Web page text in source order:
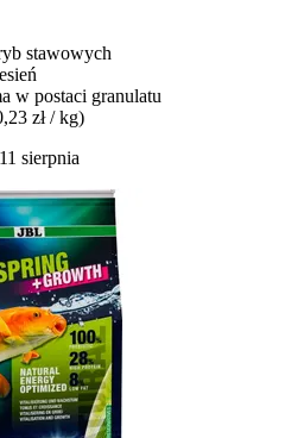
stawowych
w postaci granulatu
zł / kg)
sierpnia